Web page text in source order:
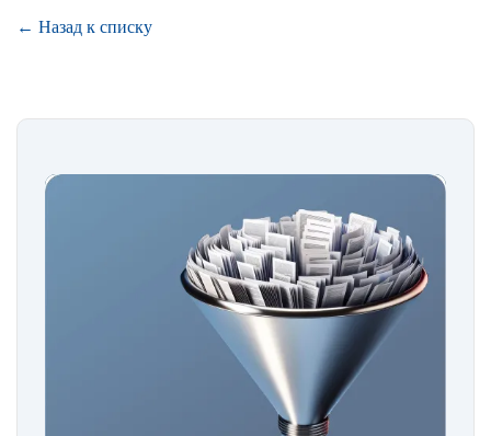
← Назад к списку